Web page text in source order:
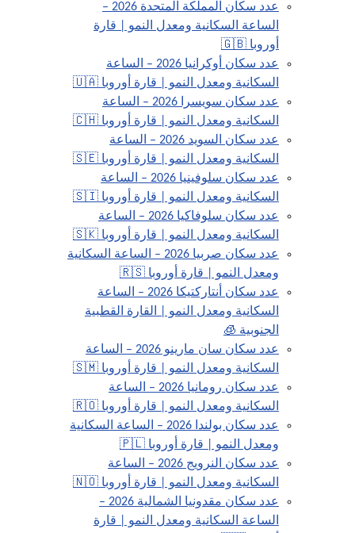
عدد سكان المملكة المتحدة 2026 –
الساعة السكانية ومعدل النمو | قارة
أوروبا 🇬🇧
عدد سكان أوكرانيا 2026 – الساعة
السكانية ومعدل النمو | قارة أوروبا 🇺🇦
عدد سكان سويسرا 2026 – الساعة
السكانية ومعدل النمو | قارة أوروبا 🇨🇭
عدد سكان السويد 2026 – الساعة
السكانية ومعدل النمو | قارة أوروبا 🇸🇪
عدد سكان سلوفينيا 2026 – الساعة
السكانية ومعدل النمو | قارة أوروبا 🇸🇮
عدد سكان سلوفاكيا 2026 – الساعة
السكانية ومعدل النمو | قارة أوروبا 🇸🇰
عدد سكان صربيا 2026 – الساعة السكانية
ومعدل النمو | قارة أوروبا 🇷🇸
عدد سكان أنتاركتيكا 2026 – الساعة
السكانية ومعدل النمو | القارة القطبية
الجنوبية 🧊
عدد سكان سان مارينو 2026 – الساعة
السكانية ومعدل النمو | قارة أوروبا 🇸🇲
عدد سكان رومانيا 2026 – الساعة
السكانية ومعدل النمو | قارة أوروبا 🇷🇴
عدد سكان بولندا 2026 – الساعة السكانية
ومعدل النمو | قارة أوروبا 🇵🇱
عدد سكان النرويج 2026 – الساعة
السكانية ومعدل النمو | قارة أوروبا 🇳🇴
عدد سكان مقدونيا الشمالية 2026 –
الساعة السكانية ومعدل النمو | قارة